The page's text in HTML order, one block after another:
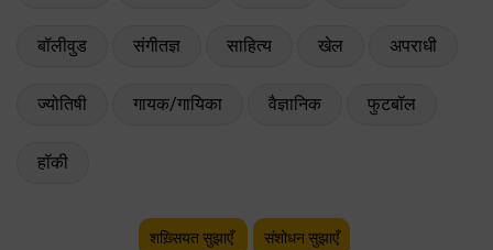
बॉलीवुड संगीतज्ञ साहित्य खेल अपराधी
ज्योतिषी गायक/गायिका वैज्ञानिक फुटबॉल
हॉकी
शख़्सियत सुझाएँ संशोधन सुझाएँ